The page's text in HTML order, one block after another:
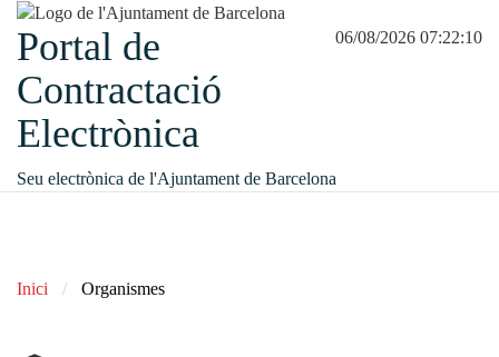
06/08/2026 07:22:10
Portal de
Contractació
Electrònica
Seu electrònica de l'Ajuntament de Barcelona
Inici Organismes